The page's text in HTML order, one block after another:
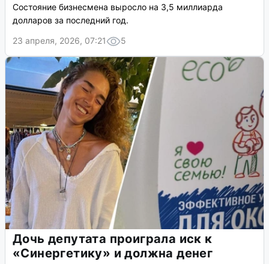
Состояние бизнесмена выросло на 3,5 миллиарда
долларов за последний год.
23 апреля, 2026, 07:21
5
Дочь депутата проиграла иск к
«Синергетику» и должна денег